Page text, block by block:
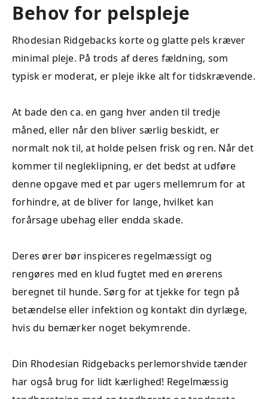
Behov for pelspleje
Rhodesian Ridgebacks korte og glatte pels kræver
minimal pleje. På trods af deres fældning, som
typisk er moderat, er pleje ikke alt for tidskrævende.
At bade den ca. en gang hver anden til tredje
måned, eller når den bliver særlig beskidt, er
normalt nok til, at holde pelsen frisk og ren. Når det
kommer til negleklipning, er det bedst at udføre
denne opgave med et par ugers mellemrum for at
forhindre, at de bliver for lange, hvilket kan
forårsage ubehag eller endda skade.
Deres ører bør inspiceres regelmæssigt og
rengøres med en klud fugtet med en ørerens
beregnet til hunde. Sørg for at tjekke for tegn på
betændelse eller infektion og kontakt din dyrlæge,
hvis du bemærker noget bekymrende.
Din Rhodesian Ridgebacks perlemorshvide tænder
har også brug for lidt kærlighed! Regelmæssig